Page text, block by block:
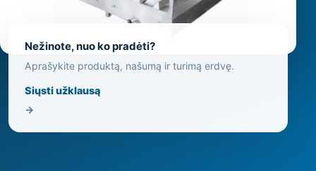
Nežinote, nuo ko pradėti?
Aprašykite produktą, našumą ir turimą erdvę.
Siųsti užklausą
→